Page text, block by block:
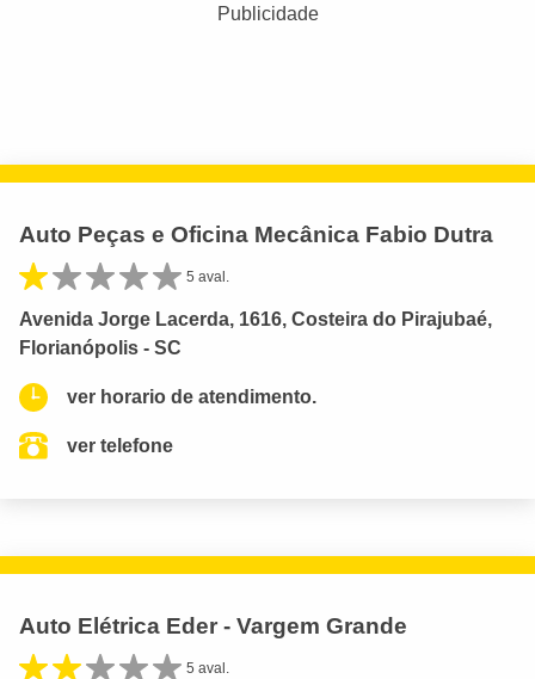
Publicidade
Auto Peças e Oficina Mecânica Fabio Dutra
5 aval.
Avenida Jorge Lacerda, 1616, Costeira do Pirajubaé,
Florianópolis - SC
ver horario de atendimento.
ver telefone
Auto Elétrica Eder - Vargem Grande
5 aval.